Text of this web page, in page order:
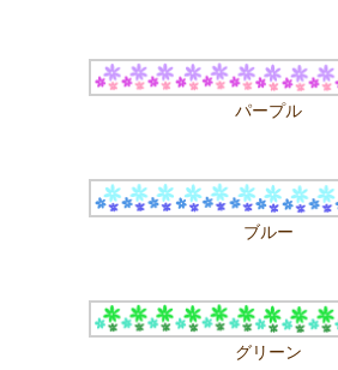
パープル
ブルー
グリーン